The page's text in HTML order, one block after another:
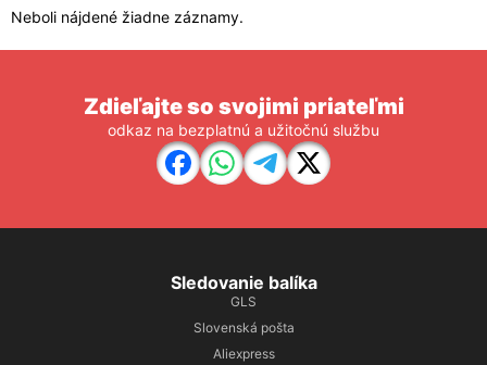
Neboli nájdené žiadne záznamy.
Zdieľajte so svojimi priateľmi
odkaz na bezplatnú a užitočnú službu
Sledovanie balíka
GLS
Slovenská pošta
Aliexpress